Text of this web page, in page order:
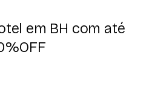
em BH com até